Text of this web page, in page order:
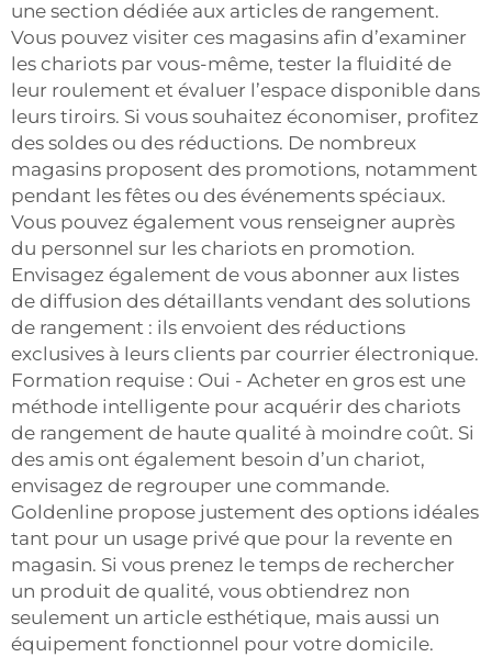
une section dédiée aux articles de rangement.
Vous pouvez visiter ces magasins afin d’examiner
les chariots par vous-même, tester la fluidité de
leur roulement et évaluer l’espace disponible dans
leurs tiroirs. Si vous souhaitez économiser, profitez
des soldes ou des réductions. De nombreux
magasins proposent des promotions, notamment
pendant les fêtes ou des événements spéciaux.
Vous pouvez également vous renseigner auprès
du personnel sur les chariots en promotion.
Envisagez également de vous abonner aux listes
de diffusion des détaillants vendant des solutions
de rangement : ils envoient des réductions
exclusives à leurs clients par courrier électronique.
Formation requise : Oui - Acheter en gros est une
méthode intelligente pour acquérir des chariots
de rangement de haute qualité à moindre coût. Si
des amis ont également besoin d’un chariot,
envisagez de regrouper une commande.
Goldenline propose justement des options idéales
tant pour un usage privé que pour la revente en
magasin. Si vous prenez le temps de rechercher
un produit de qualité, vous obtiendrez non
seulement un article esthétique, mais aussi un
équipement fonctionnel pour votre domicile.